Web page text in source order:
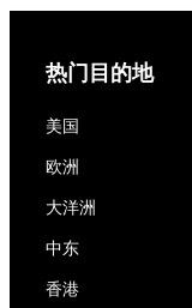
热门目的地
美国
欧洲
大洋洲
中东
香港